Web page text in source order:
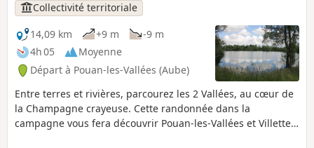
Collectivité territoriale
14,09 km
+9 m
-9 m
4h 05
Moyenne
Départ à Pouan-les-Vallées (Aube)
Entre terres et rivières, parcourez les 2 Vallées, au cœur de
la Champagne crayeuse. Cette randonnée dans la
campagne vous fera découvrir Pouan-les-Vallées et Villette-